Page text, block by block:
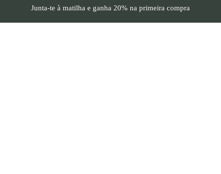
Junta-te à matilha e ganha 20% na primeira compra